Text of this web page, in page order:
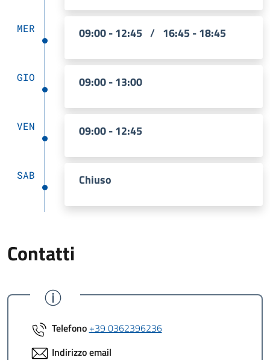
MER 09:00 - 12:45 / 16:45 - 18:45
GIO 09:00 - 13:00
VEN 09:00 - 12:45
SAB Chiuso
Contatti
Telefono +39 0362396236
Indirizzo email